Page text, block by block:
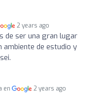
2 years ago
de ser una gran lugar
ambiente de estudio y
en 2 years ago